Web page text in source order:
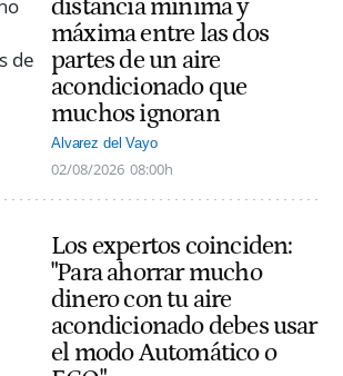
distancia mínima y
máxima entre las dos
partes de un aire
acondicionado que
muchos ignoran
Alvarez del Vayo
02/08/2026 08:00h
Los expertos coinciden:
"Para ahorrar mucho
dinero con tu aire
acondicionado debes usar
el modo Automático o